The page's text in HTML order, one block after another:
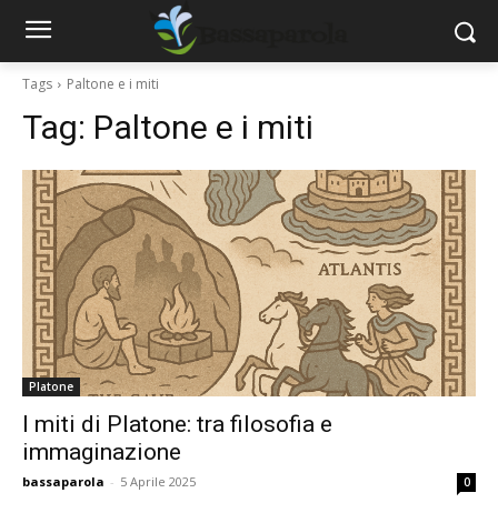
Tags Paltone e i miti
Tag: Paltone e i miti
Platone
I miti di Platone: tra filosofia e
immaginazione
bassaparola - 5 Aprile 2025 0